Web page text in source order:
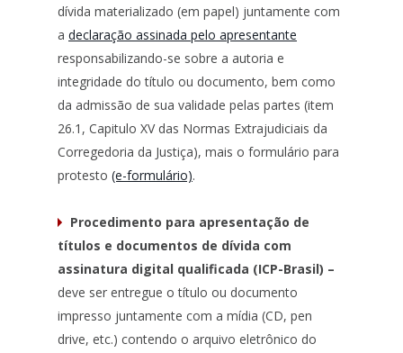
dívida materializado (em papel) juntamente com
a declaração assinada pelo apresentante
responsabilizando-se sobre a autoria e
integridade do título ou documento, bem como
da admissão de sua validade pelas partes (item
26.1, Capitulo XV das Normas Extrajudiciais da
Corregedoria da Justiça), mais o formulário para
protesto (e-formulário).
Procedimento para apresentação de
títulos e documentos de dívida com
assinatura digital qualificada (ICP-Brasil) –
deve ser entregue o título ou documento
impresso juntamente com a mídia (CD, pen
drive, etc.) contendo o arquivo eletrônico do